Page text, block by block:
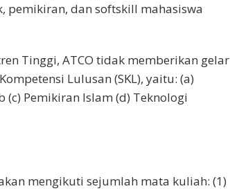
pemikiran, dan softskill mahasiswa
Tinggi, ATCO tidak memberikan gelar
Lulusan (SKL), yaitu: (a)
Pemikiran Islam (d) Teknologi
mengikuti sejumlah mata kuliah: (1)